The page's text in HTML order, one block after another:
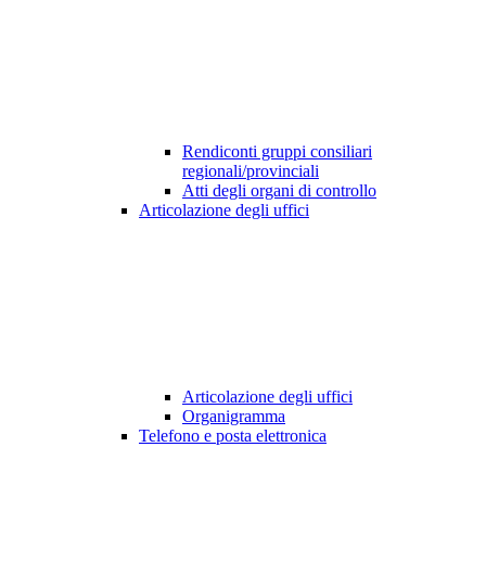
Rendiconti gruppi consiliari
regionali/provinciali
Atti degli organi di controllo
Articolazione degli uffici
Articolazione degli uffici
Organigramma
Telefono e posta elettronica